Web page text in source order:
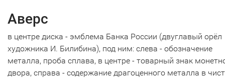
Аверс
в центре диска - эмблема Банка России (двуглавый орёл
художника И. Билибина), под ним: слева - обозначение
металла, проба сплава, в центре - товарный знак
двора, справа - содержание драгоценного металла в